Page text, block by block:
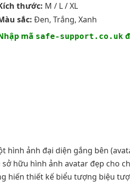
thước: M / L / XL
sắc: Đen, Trắng, Xanh
mã safe-support.co.uk
hình ảnh đại diện gắng bên
hữu hình ảnh avatar đẹp cho
hiến thiết kế biểu tượng biệu